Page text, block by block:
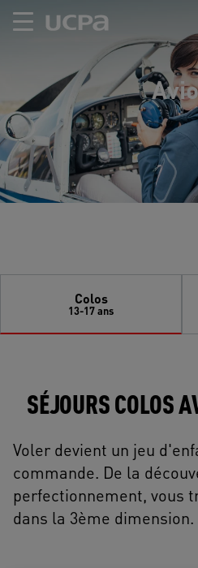
Colos
13-17 ans
SÉJOURS COLOS
Voler devient un jeu
commande. De la
perfectionnement, vous
dans la 3ème dimension.